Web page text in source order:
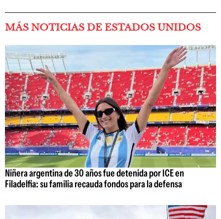
MÁS NOTICIAS DE ESTADOS UNIDOS
Niñera argentina de 30 años fue detenida por ICE en
Filadelfia: su familia recauda fondos para la defensa